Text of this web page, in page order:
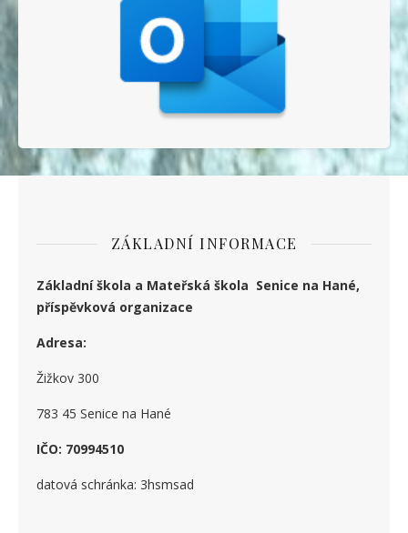
ZÁKLADNÍ INFORMACE
Základní škola a Mateřská škola Senice na Hané,
příspěvková organizace
Adresa:
Žižkov 300
783 45 Senice na Hané
IČO: 70994510
datová schránka: 3hsmsad